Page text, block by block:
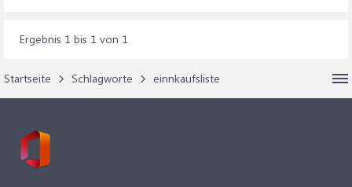
Ergebnis 1 bis 1 von 1
Startseite Schlagworte einnkaufsliste